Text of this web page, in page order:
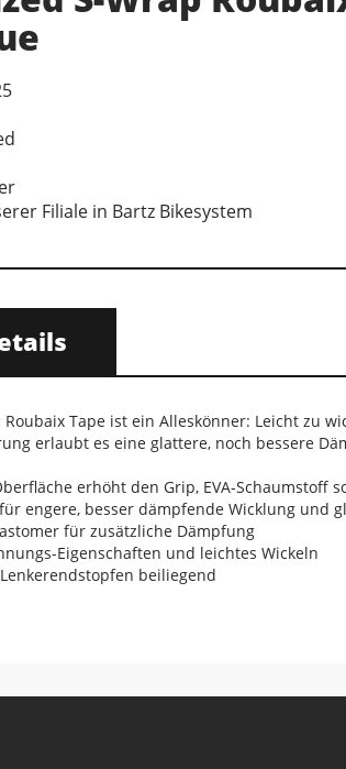
Filiale in Bartz Bikesystem
Tape ist ein Alleskönner: Leicht zu
erlaubt es eine glattere, noch bessere
erhöht den Grip, EVA-Schaumstoff
engere, besser dämpfende Wicklung und
für zusätzliche Dämpfung
Eigenschaften und leichtes Wickeln
beiliegend